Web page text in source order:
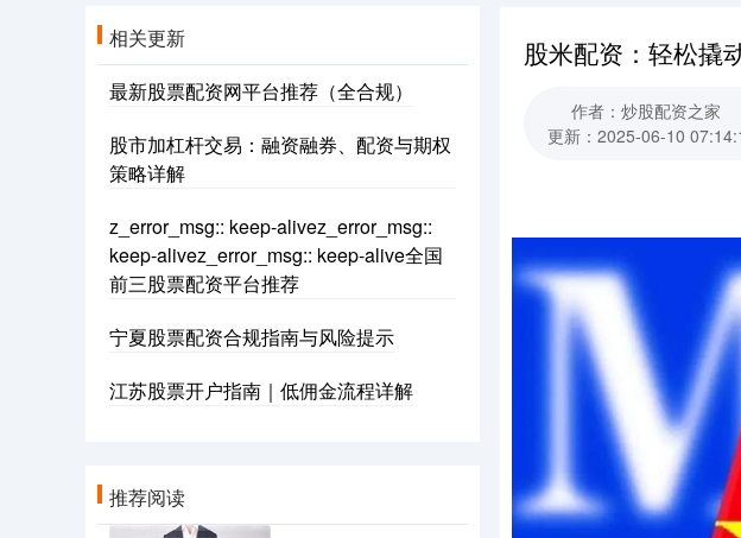
股米配资：轻松撬
作者：炒股配资之家
更新：2025-06-10
相关更新
最新股票配资网平台推荐（全合规）
股市加杠杆交易：融资融券、配资与期权
策略详解
z_error_msg:: keep-alivez_error_msg::
keep-alivez_error_msg:: keep-alive全国
前三股票配资平台推荐
宁夏股票配资合规指南与风险提示
江苏股票开户指南｜低佣金流程详解
推荐阅读